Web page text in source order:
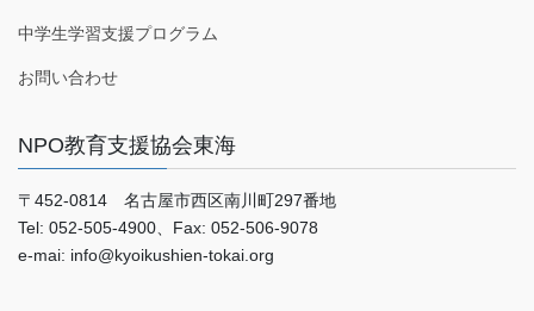
中学生学習支援プログラム
お問い合わせ
NPO教育支援協会東海
〒452-0814 名古屋市西区南川町297番地
Tel: 052-505-4900、Fax: 052-506-9078
e-mai: info@kyoikushien-tokai.org